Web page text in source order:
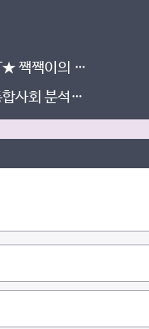
짹짹이의 고
간식 선물!
사회 분석집